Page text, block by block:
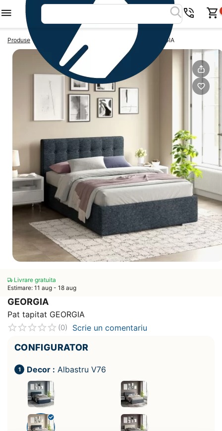
Produse Paturi tapitate 140x200 Pat tapitat GEORGIA
Livrare gratuita
Estimare: 11 aug - 18 aug
GEORGIA
Pat tapitat GEORGIA
(0) Scrie un comentariu
CONFIGURATOR
Decor : Albastru V76